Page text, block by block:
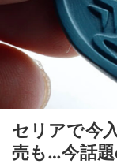
セリアで今
売も…今話